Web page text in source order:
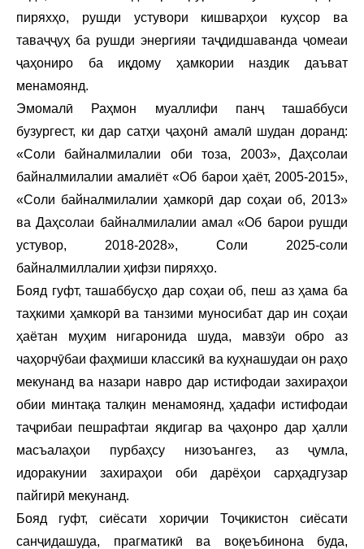
пиряхҳо, рушди устувори кишварҳои куҳсор ва
таваҷҷуҳ ба рушди энергияи таҷдидшаванда ҷомеаи
ҷаҳониро ба иқдому ҳамкории наздик даъват
менамоянд.
Эмомалӣ Раҳмон муаллифи панҷ ташаббуси
бузургест, ки дар сатҳи ҷаҳонӣ амалӣ шудан доранд:
«Соли байналмилалии оби тоза, 2003», Даҳсолаи
байналмилалии амалиёт «Об барои ҳаёт, 2005-2015»,
«Соли байналмилалии ҳамкорӣ дар соҳаи об, 2013»
ва Даҳсолаи байналмилалии амал «Об барои рушди
устувор, 2018-2028», Соли 2025-соли
байналмиллалии ҳифзи пиряхҳо.
Бояд гуфт, ташаббусҳо дар соҳаи об, пеш аз ҳама ба
таҳкими ҳамкорӣ ва танзими муносибат дар ин соҳаи
ҳаётан муҳим нигаронида шуда, мавзӯи обро аз
чаҳорчӯбаи фаҳмиши классикӣ ва куҳнашудаи он раҳо
мекунанд ва назари навро дар истифодаи захираҳои
обии минтақа талқин менамоянд, ҳадафи истифодаи
таҷрибаи пешрафтаи якдигар ва ҷаҳонро дар ҳалли
масъалаҳои пурбаҳсу низоъангез, аз ҷумла,
идоракунии захираҳои оби дарёҳои сарҳадгузар
пайгирӣ мекунанд.
Бояд гуфт, сиёсати хориҷии Тоҷикистон сиёсати
санҷидашуда, прагматикӣ ва воқеъбинона буда,